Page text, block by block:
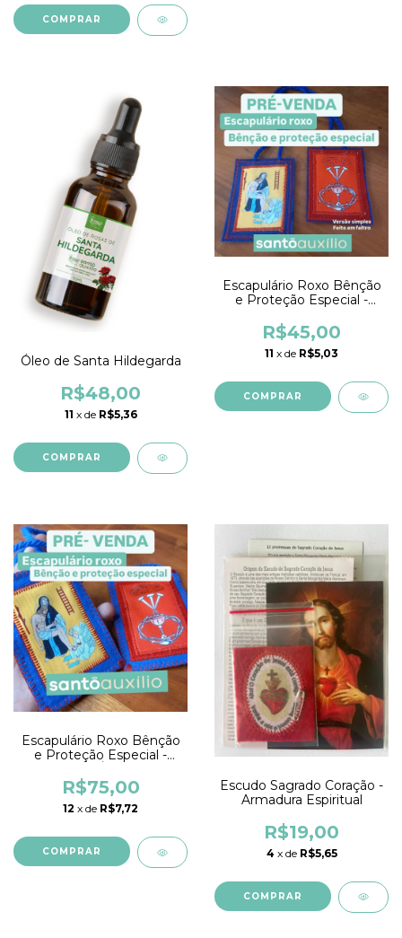
Óleo de Santa Hildegarda
R$48,00
11 x de R$5,36
Escapulário Roxo Bênção
e Proteção Especial -
R$45,00
11 x de R$5,03
Escapulário Roxo Bênção
e Proteção Especial -
R$75,00
12 x de R$7,72
Escudo Sagrado Coração -
Armadura Espiritual
R$19,00
4 x de R$5,65